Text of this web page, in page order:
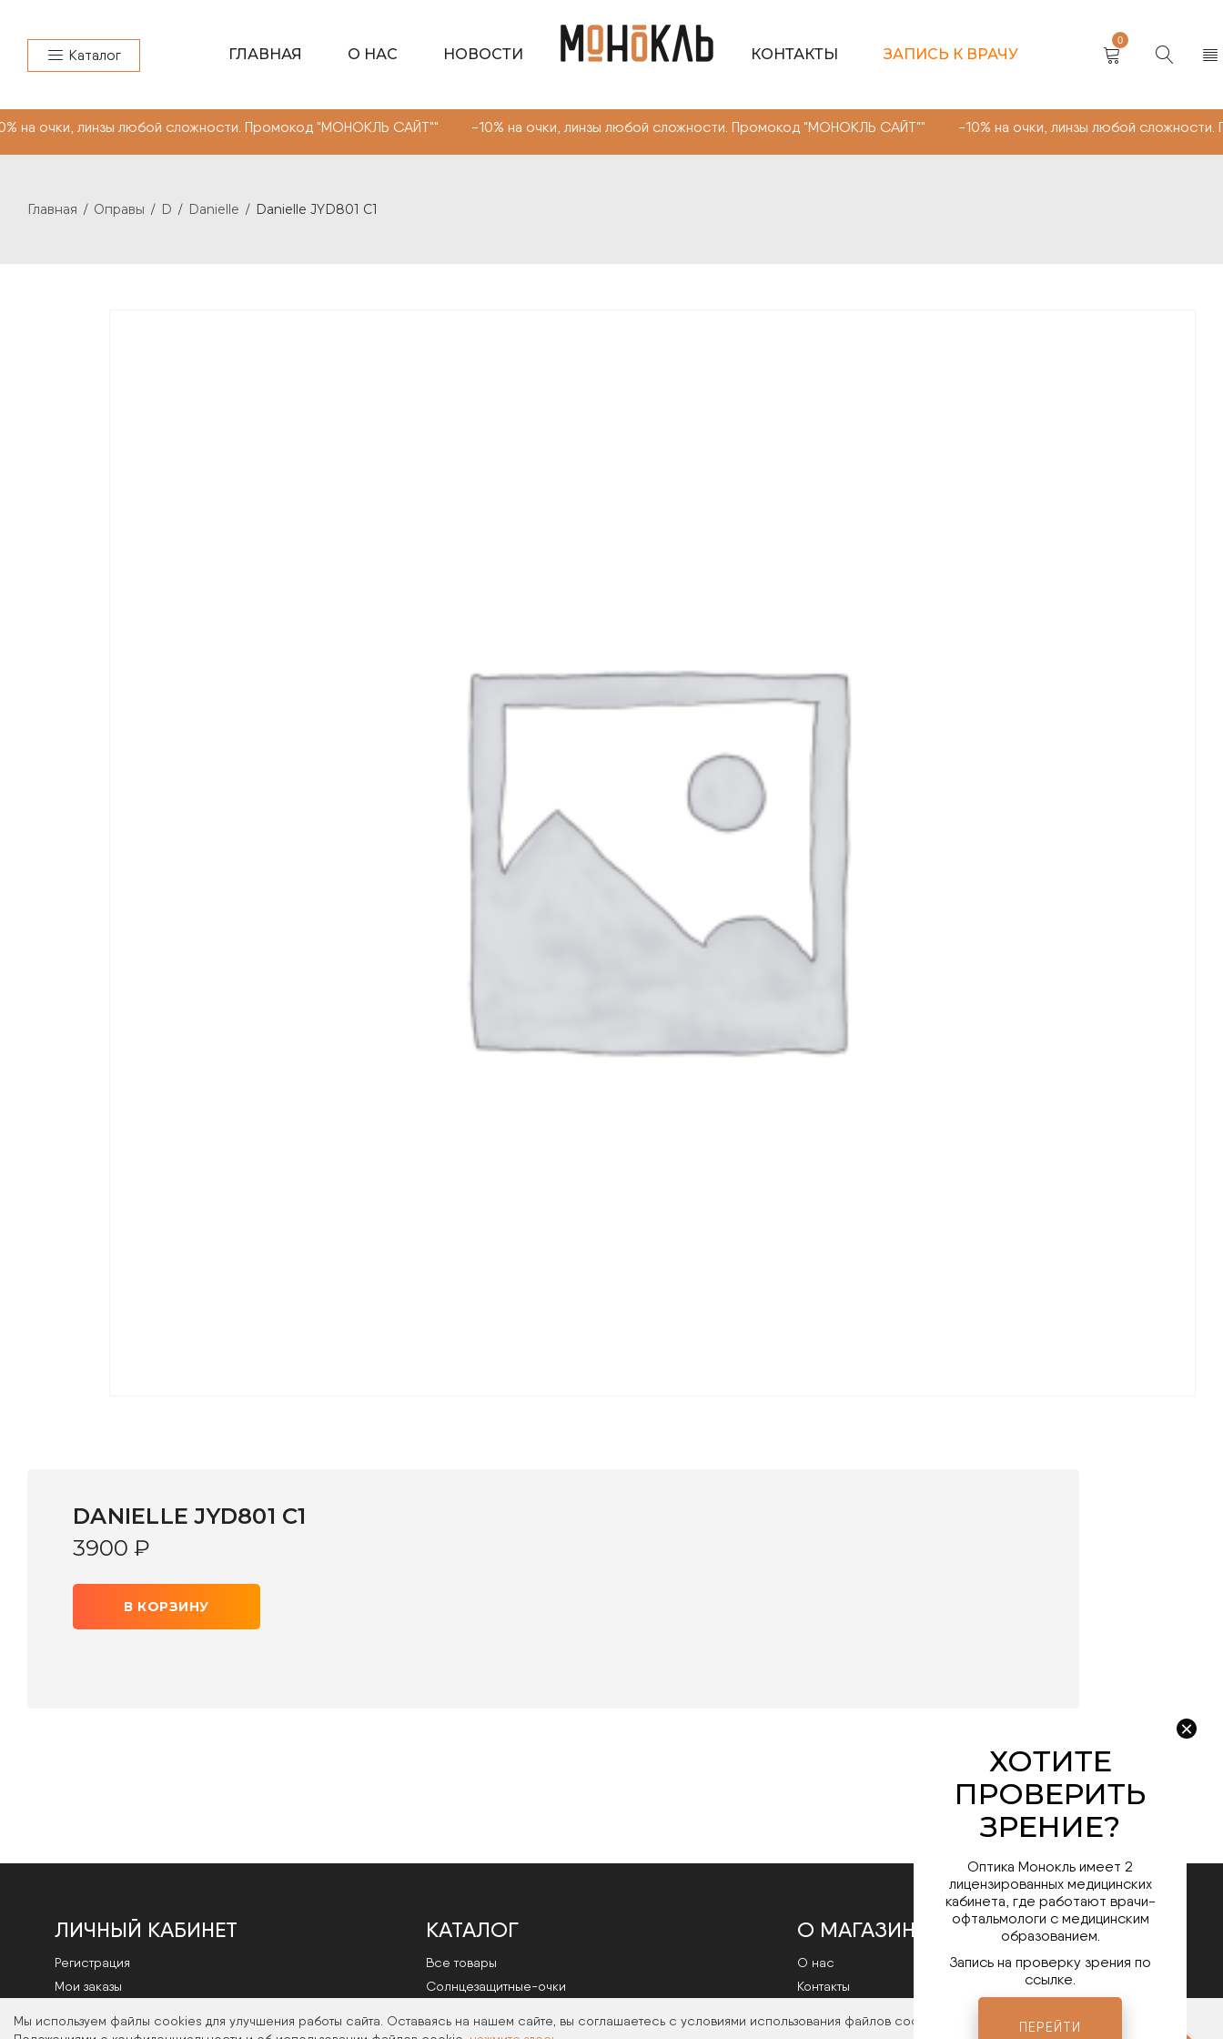
Мы используем файлы cookies для улучшения работы сайта. Оставаясь на нашем сайте, вы соглашаетесь с условиями использования файлов cookies. Чтобы ознакомиться с нашими
Каталог ГЛАВНАЯ О НАС НОВОСТИ КОНТАКТЫ ЗАПИСЬ К ВРАЧУ
0
любой сложности. Промокод "МОНОКЛЬ САЙТ"" -10% на очки, линзы любой сложности. Промокод "МОНОКЛЬ САЙТ"" -10% на очки, линзы любой сложности.
Главная / Оправы / D / Danielle / Danielle JYD801 C1
DANIELLE JYD801 C1
3900 ₽
В КОРЗИНУ
ЛИЧНЫЙ КАБИНЕТ
Регистрация
Мои заказы
КАТАЛОГ
Все товары
Cолнцезащитные-очки
О МАГАЗИНЕ
О нас
Контакты
Оптика Монокль имеет 2
лицензированных медицинских
кабинета, где работают врачи-
офтальмологи с медицинским
образованием.
Запись на проверку зрения по
ссылке.
ПЕРЕЙТИ